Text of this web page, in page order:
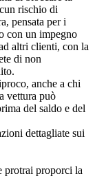
rischio di
pensata per i
con un impegno
altri clienti, con la
di non
anche a chi
vettura può
del saldo e del
dettagliate sui
protrai proporci la